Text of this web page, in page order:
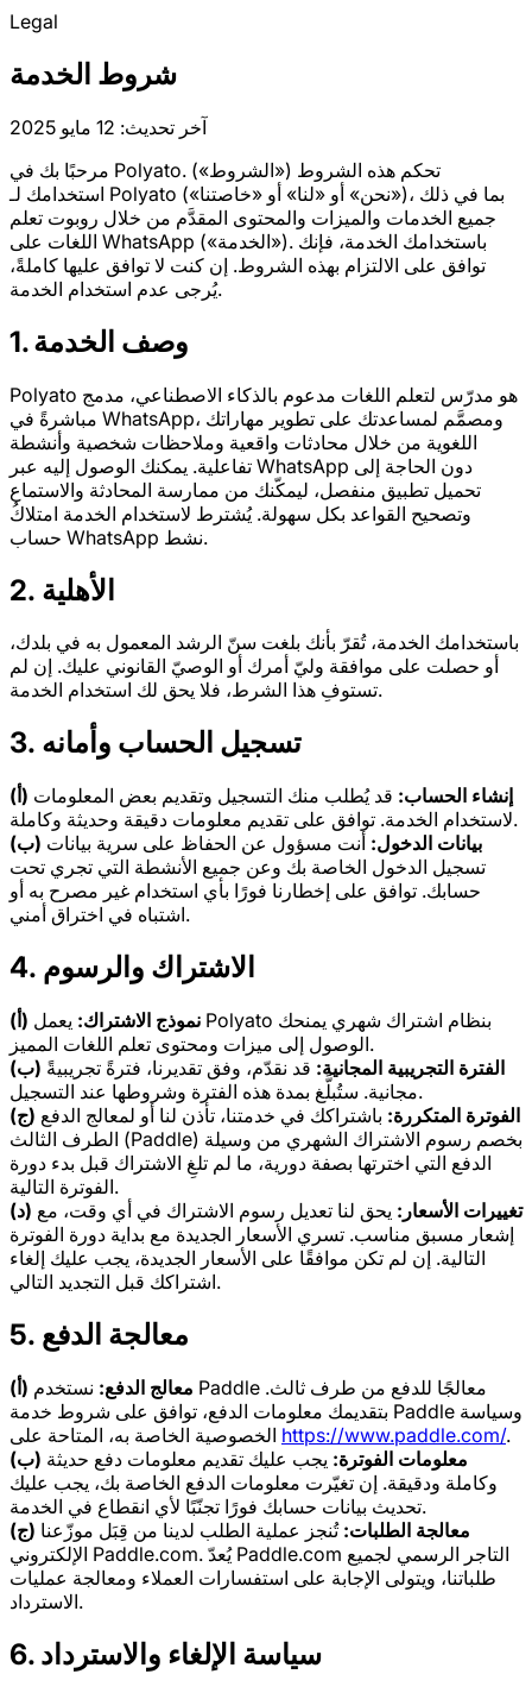
Legal
شروط الخدمة
آخر تحديث: 12 مايو 2025
مرحبًا بك في Polyato. تحكم هذه الشروط («الشروط»)
استخدامك لـ Polyato («نحن» أو «لنا» أو «خاصتنا»)، بما في ذلك
جميع الخدمات والميزات والمحتوى المقدَّم من خلال روبوت تعلم
اللغات على WhatsApp («الخدمة»). باستخدامك الخدمة، فإنك
توافق على الالتزام بهذه الشروط. إن كنت لا توافق عليها كاملةً،
يُرجى عدم استخدام الخدمة.
1. وصف الخدمة
Polyato هو مدرّس لتعلم اللغات مدعوم بالذكاء الاصطناعي، مدمج
مباشرةً في WhatsApp، ومصمَّم لمساعدتك على تطوير مهاراتك
اللغوية من خلال محادثات واقعية وملاحظات شخصية وأنشطة
تفاعلية. يمكنك الوصول إليه عبر WhatsApp دون الحاجة إلى
تحميل تطبيق منفصل، ليمكّنك من ممارسة المحادثة والاستماع
وتصحيح القواعد بكل سهولة. يُشترط لاستخدام الخدمة امتلاكُ
حساب WhatsApp نشط.
2. الأهلية
باستخدامك الخدمة، تُقرّ بأنك بلغت سنّ الرشد المعمول به في بلدك،
أو حصلت على موافقة وليّ أمرك أو الوصيّ القانوني عليك. إن لم
تستوفِ هذا الشرط، فلا يحق لك استخدام الخدمة.
3. تسجيل الحساب وأمانه
(أ) إنشاء الحساب: قد يُطلب منك التسجيل وتقديم بعض المعلومات
لاستخدام الخدمة. توافق على تقديم معلومات دقيقة وحديثة وكاملة.
(ب) بيانات الدخول: أنت مسؤول عن الحفاظ على سرية بيانات
تسجيل الدخول الخاصة بك وعن جميع الأنشطة التي تجري تحت
حسابك. توافق على إخطارنا فورًا بأي استخدام غير مصرح به أو
اشتباه في اختراق أمني.
4. الاشتراك والرسوم
(أ) نموذج الاشتراك: يعمل Polyato بنظام اشتراك شهري يمنحك
الوصول إلى ميزات ومحتوى تعلم اللغات المميز.
(ب) الفترة التجريبية المجانية: قد نقدّم، وفق تقديرنا، فترةً تجريبيةً
مجانية. ستُبلَّغ بمدة هذه الفترة وشروطها عند التسجيل.
(ج) الفوترة المتكررة: باشتراكك في خدمتنا، تأذن لنا أو لمعالج الدفع
الطرف الثالث (Paddle) بخصم رسوم الاشتراك الشهري من وسيلة
الدفع التي اخترتها بصفة دورية، ما لم تلغِ الاشتراك قبل بدء دورة
الفوترة التالية.
(د) تغييرات الأسعار: يحق لنا تعديل رسوم الاشتراك في أي وقت، مع
إشعار مسبق مناسب. تسري الأسعار الجديدة مع بداية دورة الفوترة
التالية. إن لم تكن موافقًا على الأسعار الجديدة، يجب عليك إلغاء
اشتراكك قبل التجديد التالي.
5. معالجة الدفع
(أ) معالج الدفع: نستخدم Paddle معالجًا للدفع من طرف ثالث.
بتقديمك معلومات الدفع، توافق على شروط خدمة Paddle وسياسة
https://www.paddle.com/.
(ب) معلومات الفوترة: يجب عليك تقديم معلومات دفع حديثة
وكاملة ودقيقة. إن تغيّرت معلومات الدفع الخاصة بك، يجب عليك
تحديث بيانات حسابك فورًا تجنّبًا لأي انقطاع في الخدمة.
(ج) معالجة الطلبات: تُنجز عملية الطلب لدينا من قِبَل موزّعنا
الإلكتروني Paddle.com. يُعدّ Paddle.com التاجر الرسمي لجميع
طلباتنا، ويتولى الإجابة على استفسارات العملاء ومعالجة عمليات
الاسترداد.
6. سياسة الإلغاء والاسترداد